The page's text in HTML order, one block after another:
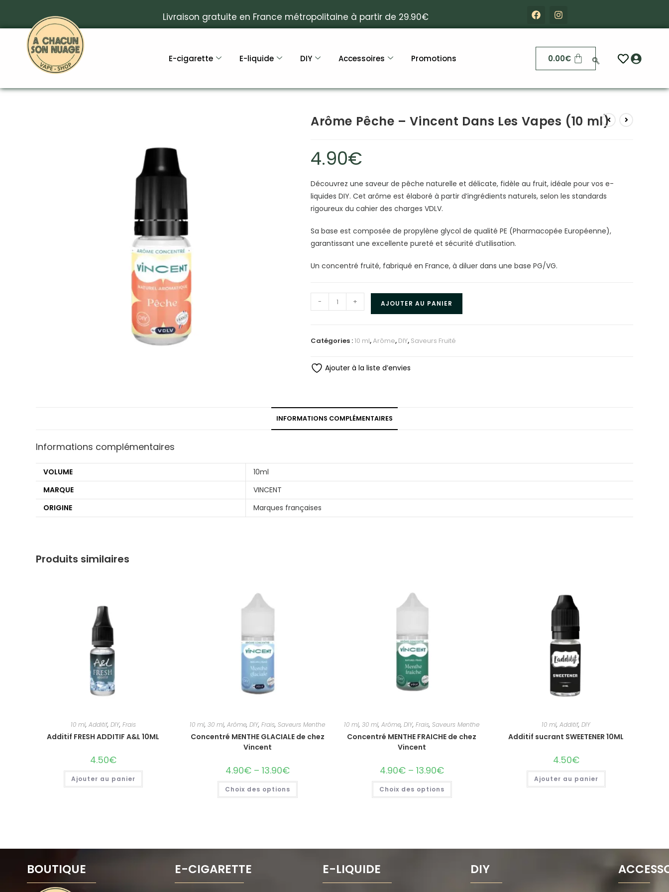
Livraison gratuite en France métropolitaine à partir de 29.90€
E-cigarette E-liquide DIY Accessoires Promotions 0.00€
Arôme Pêche – Vincent Dans Les Vapes (10 ml)
4.90€
Découvrez une saveur de pêche naturelle et délicate, fidèle au fruit, idéale pour vos e-
liquides DIY. Cet arôme est élaboré à partir d’ingrédients naturels, selon les standards
rigoureux du cahier des charges VDLV.
Sa base est composée de propylène glycol de qualité PE (Pharmacopée Européenne),
garantissant une excellente pureté et sécurité d’utilisation.
Un concentré fruité, fabriqué en France, à diluer dans une base PG/VG.
- + AJOUTER AU PANIER
Catégories :10 ml,Arôme, DIY, Saveurs Fruité
Ajouter à la liste d’envies
INFORMATIONS COMPLÉMENTAIRES
Informations complémentaires
VOLUME
10ml
MARQUE
VINCENT
ORIGINE
Marques françaises
Produits similaires
10 ml, Additif, DIY, Frais
Additif FRESH ADDITIF A&L 10ML
4.50€
Ajouter au panier
10 ml, 30 ml, Arôme, DIY, Frais, Saveurs Menthe
Concentré MENTHE GLACIALE de chez
Vincent
4.90€– 13.90€
Choix des options
10 ml, 30 ml, Arôme, DIY, Frais, Saveurs Menthe
Concentré MENTHE FRAICHE de chez
Vincent
4.90€– 13.90€
Choix des options
10 ml, Additif, DIY
Additif sucrant SWEETENER 10ML
4.50€
Ajouter au panier
BOUTIQUE E-CIGARETTE E-LIQUIDE DIY